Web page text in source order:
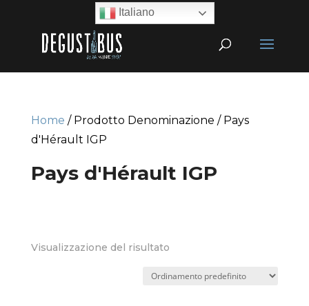
Home / Prodotto Denominazione / Pays
d'Hérault IGP
Pays d'Hérault IGP
Visualizzazione del risultato
Italiano